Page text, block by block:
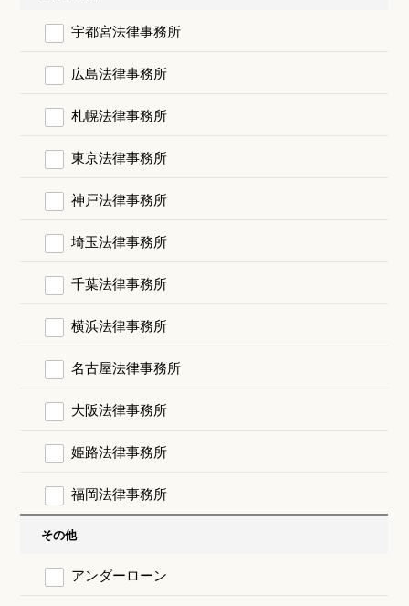
宇都宮法律事務所
広島法律事務所
札幌法律事務所
東京法律事務所
神戸法律事務所
埼玉法律事務所
千葉法律事務所
横浜法律事務所
名古屋法律事務所
大阪法律事務所
姫路法律事務所
福岡法律事務所
その他
アンダーローン